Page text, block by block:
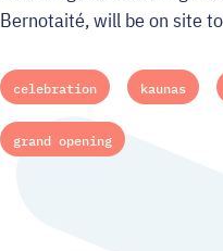
Bernotaité, will be on site
celebration kaunas
grand opening